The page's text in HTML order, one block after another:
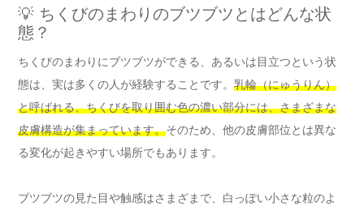
💡 ちくびのまわりのブツブツとはどんな状
態？
ちくびのまわりにブツブツができる、あるいは目立つという状
態は、実は多くの人が経験することです。 乳輪（にゅうりん）
と呼ばれる、ちくびを取り囲む色の濃い部分には、さまざまな
皮膚構造が集まっています。そのため、他の皮膚部位とは異な
る変化が起きやすい場所でもあります。
ブツブツの見た目や触感はさまざまで、白っぽい小さな粒のよ